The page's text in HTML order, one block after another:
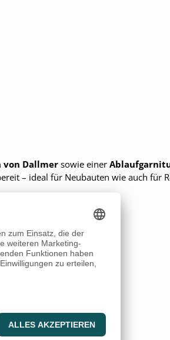
von Dallmer sowie einer
– ideal für Neubauten wie auch für